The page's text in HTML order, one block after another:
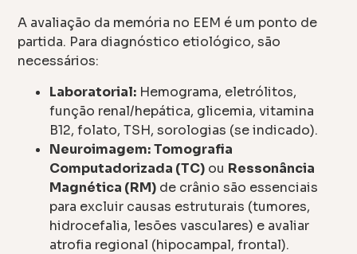
A avaliação da memória no EEM é um ponto de
partida. Para diagnóstico etiológico, são
necessários:
Laboratorial: Hemograma, eletrólitos,
função renal/hepática, glicemia, vitamina
B12, folato, TSH, sorologias (se indicado).
Neuroimagem: Tomografia
Computadorizada (TC) ou Ressonância
Magnética (RM) de crânio são essenciais
para excluir causas estruturais (tumores,
hidrocefalia, lesões vasculares) e avaliar
atrofia regional (hipocampal, frontal).